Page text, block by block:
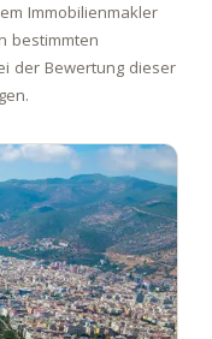
Immobilienmakler
bestimmten
der Bewertung dieser